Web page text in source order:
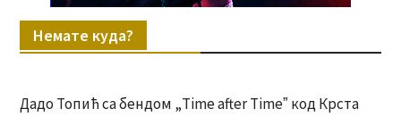
Немате куда?
Дадо Топић са бендом „Time after Timeˮ код Крста